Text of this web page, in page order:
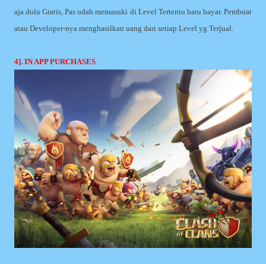
aja dulu Gratis, Pas udah memasuki di Level Tertentu baru bayar. Pembuat
atau Developer-nya menghasilkan uang dari setiap Level yg Terjual.
4]. IN APP PURCHASES